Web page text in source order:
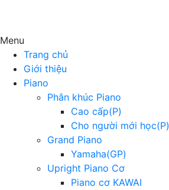
Menu
Trang chủ
Giới thiệu
Piano
Phân khúc Piano
Cao cấp(P)
Cho người mới học(P)
Grand Piano
Yamaha(GP)
Upright Piano Cơ
Piano cơ KAWAI